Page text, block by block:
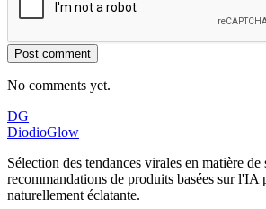
Post comment
No comments yet.
DG
DiodioGlow
Sélection des tendances virales en matière de
recommandations de produits basées sur l'IA
naturellement éclatante.